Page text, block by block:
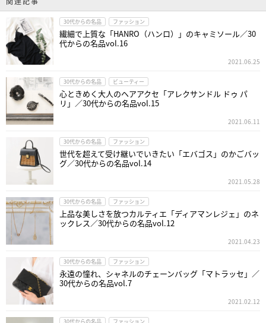
30代からの名品 ファッション
繊細で上質な「HANRO（ハンロ）」のキャミソール／30
代からの名品vol.16
2021.06.25
30代からの名品 ビューティー
心ときめく大人のヘアアクセ「アレクサンドル ドゥ パ
リ」／30代からの名品vol.15
2021.06.11
30代からの名品 ファッション
世代を超えて受け継いでいきたい「エバゴス」のかごバッ
グ／30代からの名品vol.14
2021.05.28
30代からの名品 ファッション
上品な美しさを放つカルティエ「ディアマンレジェ」のネ
ックレス／30代からの名品vol.12
2021.04.23
30代からの名品 ファッション
永遠の憧れ、シャネルのチェーンバッグ「マトラッセ」／
30代からの名品vol.7
2021.02.12
30代からの名品 ファッション